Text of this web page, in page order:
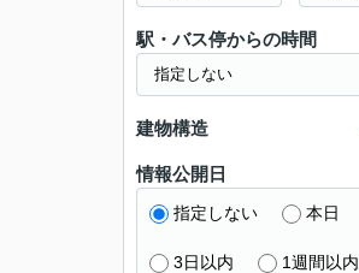
駅・バス停からの時間
建物構造
情報公開日
指定しない 本日
3日以内 1週間以内